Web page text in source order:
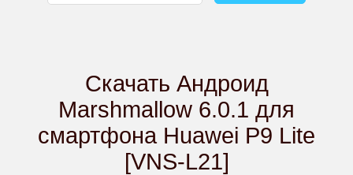
Скачать Андроид
Marshmallow 6.0.1 для
смартфона Huawei P9 Lite
[VNS-L21]